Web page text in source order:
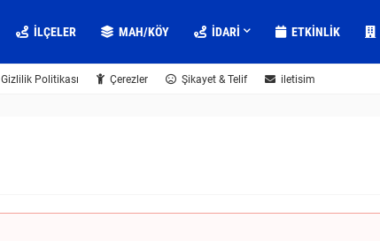
İLÇELER MAH/KÖY IDARI ETKINLIK
Gizlilik Politikası Çerezler Şikayet & Telif iletisim